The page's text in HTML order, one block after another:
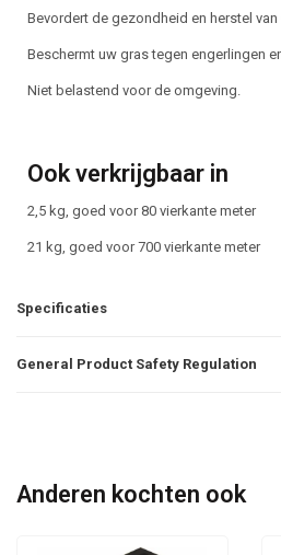
Bevordert de gezondheid en herstel
Beschermt uw gras tegen engerlingen
Niet belastend voor de omgeving.
Ook verkrijgbaar in
2,5 kg, goed voor 80 vierkante meter
21 kg, goed voor 700 vierkante meter
Specificaties
General Product Safety Regulation
Anderen kochten ook